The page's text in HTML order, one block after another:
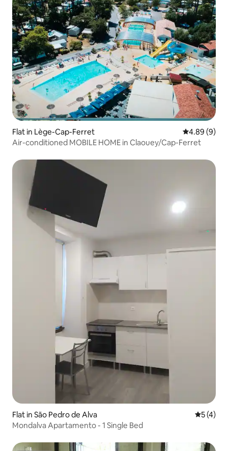
Flat in Lège-Cap-Ferret 4.89 out of
4.89 (9)
Air-conditioned MOBILE HOME in Claouey/Cap-Ferret
Flat in São Pedro de Alva 5 out of
5 (4)
Mondalva Apartamento - 1 Single Bed